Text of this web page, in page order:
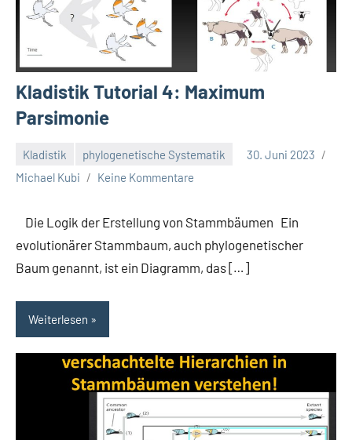
Kladistik Tutorial 4: Maximum
Parsimonie
Kladistik phylogenetische Systematik
30. Juni 2023
Michael Kubi
Keine Kommentare
Die Logik der Erstellung von Stammbäumen Ein
evolutionärer Stammbaum, auch phylogenetischer
Baum genannt, ist ein Diagramm, das […]
Weiterlesen